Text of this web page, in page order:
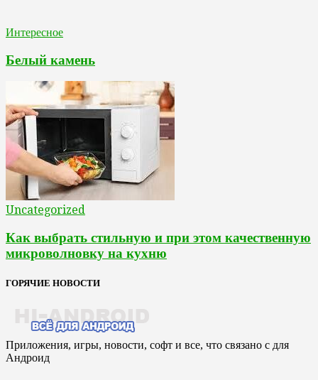
Интересное
Белый камень
Uncategorized
Как выбрать стильную и при этом качественную
микроволновку на кухню
ГОРЯЧИЕ НОВОСТИ
Приложения, игры, новости, софт и все, что связано с для
Андроид